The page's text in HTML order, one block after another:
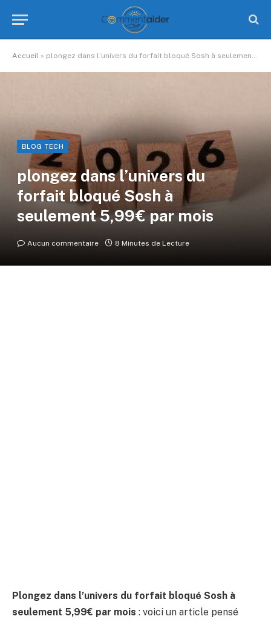
Accueil » plongez dans l’univers du forfait bloqué Sosh à seulement 5,99€ par mois
BLOG TECH
plongez dans l’univers du
forfait bloqué Sosh à
seulement 5,99€ par mois
Aucun commentaire 8 Minutes de Lecture
Plongez dans l’univers du forfait bloqué Sosh à
seulement 5,99€ par mois : voici un article pensé